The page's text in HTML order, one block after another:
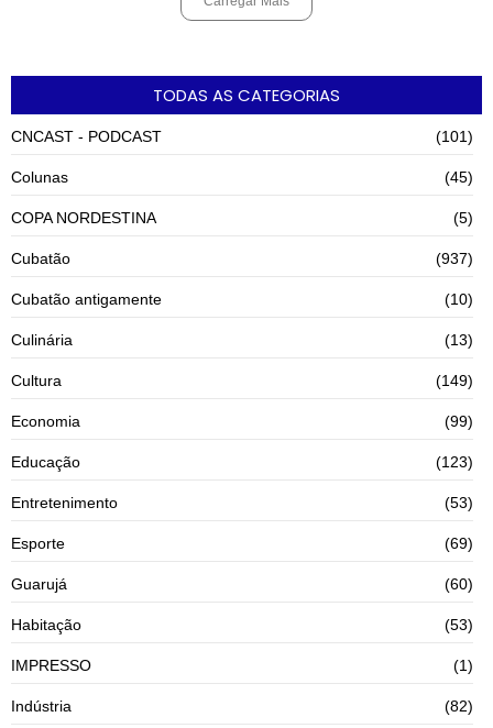
TODAS AS CATEGORIAS
CNCAST - PODCAST (101)
Colunas (45)
COPA NORDESTINA (5)
Cubatão (937)
Cubatão antigamente (10)
Culinária (13)
Cultura (149)
Economia (99)
Educação (123)
Entretenimento (53)
Esporte (69)
Guarujá (60)
Habitação (53)
IMPRESSO (1)
Indústria (82)